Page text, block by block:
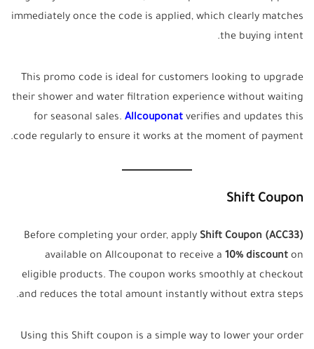
immediately once the code is applied, which clearly matches
the buying intent.
This promo code is ideal for customers looking to upgrade
their shower and water filtration experience without waiting
for seasonal sales. Allcouponat verifies and updates this
code regularly to ensure it works at the moment of payment.
Shift Coupon
Before completing your order, apply Shift Coupon (ACC33)
available on Allcouponat to receive a 10% discount on
eligible products. The coupon works smoothly at checkout
and reduces the total amount instantly without extra steps.
Using this Shift coupon is a simple way to lower your order